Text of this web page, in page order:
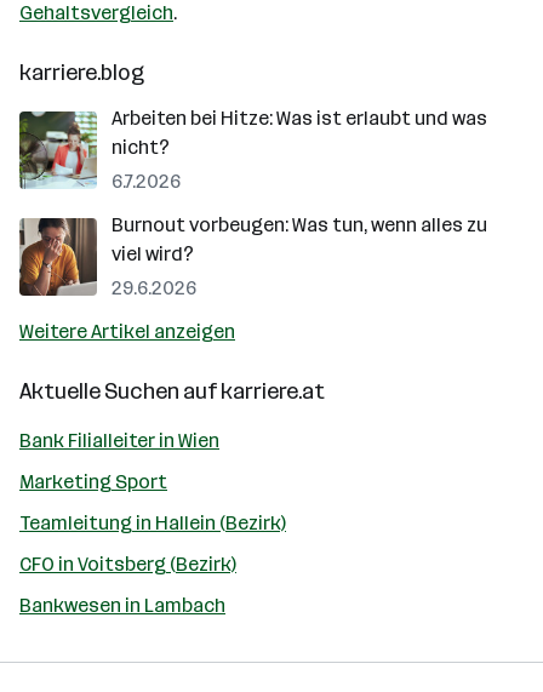
Gehaltsvergleich.
karriere.blog
Arbeiten bei Hitze: Was ist erlaubt und was
nicht?
6.7.2026
Burnout vorbeugen: Was tun, wenn alles zu
viel wird?
29.6.2026
Weitere Artikel anzeigen
Aktuelle Suchen aufkarriere.at
Bank Filialleiter in Wien
Marketing Sport
Teamleitung in Hallein (Bezirk)
CFO in Voitsberg (Bezirk)
Bankwesen in Lambach